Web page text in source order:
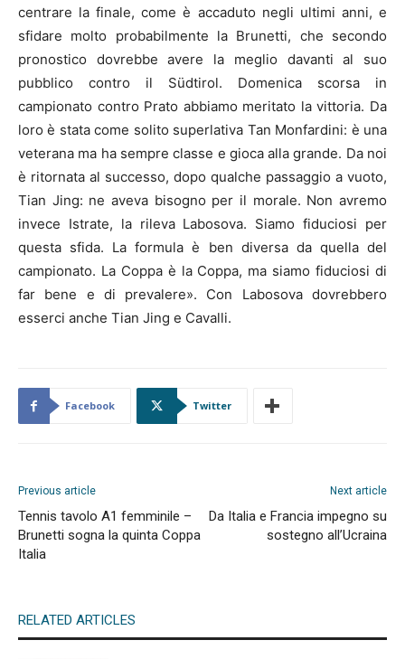
centrare la finale, come è accaduto negli ultimi anni, e
sfidare molto probabilmente la Brunetti, che secondo
pronostico dovrebbe avere la meglio davanti al suo
pubblico contro il Südtirol. Domenica scorsa in
campionato contro Prato abbiamo meritato la vittoria. Da
loro è stata come solito superlativa Tan Monfardini: è una
veterana ma ha sempre classe e gioca alla grande. Da noi
è ritornata al successo, dopo qualche passaggio a vuoto,
Tian Jing: ne aveva bisogno per il morale. Non avremo
invece Istrate, la rileva Labosova. Siamo fiduciosi per
questa sfida. La formula è ben diversa da quella del
campionato. La Coppa è la Coppa, ma siamo fiduciosi di
far bene e di prevalere». Con Labosova dovrebbero
esserci anche Tian Jing e Cavalli.
Facebook Twitter
Previous article
Tennis tavolo A1 femminile –
Brunetti sogna la quinta Coppa
Italia
Next article
Da Italia e Francia impegno su
sostegno all’Ucraina
RELATED ARTICLES